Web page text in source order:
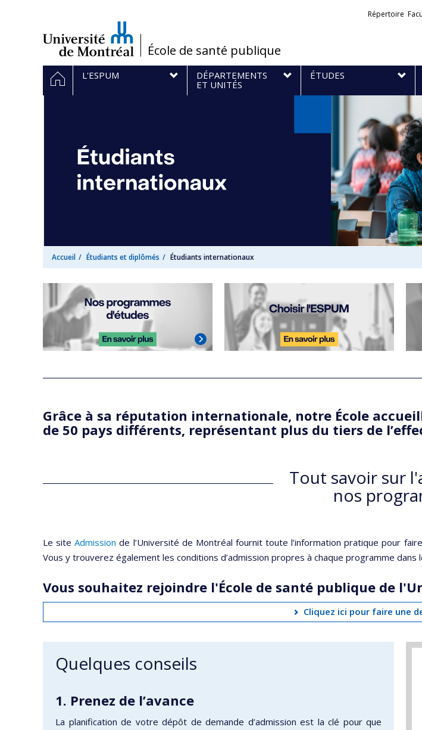
/École de santé publique
Liens
Répertoire
Navigation
principale
ACCUEIL
L'ESPUM
DÉPARTEMENTS
ET UNITÉS
ÉTUDES
Accueil Étudiants et diplômés Étudiants internationaux
Grâce à sa réputation internationale, notre École
de 50 pays différents, représentant plus du tiers de
Tout savoir sur
nos
Le siteAdmission de l’Université de Montréal fournit toute l’information pratique pour
Vous y trouverez également les conditions d’admission propres à chaque programme dans
Vous souhaitez rejoindre l'École de santé publique de
Cliquez ici pour faire une
Quelques conseils
1. Prenez de l’avance
La planification de votre dépôt de demande d’admission est la clé pour que